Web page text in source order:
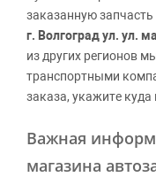
заказанную
г. Волгоград ул. ул.
из других регионов
транспортными
заказа, укажите
Важная
магазина